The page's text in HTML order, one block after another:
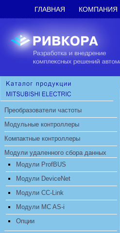
ГЛАВНАЯ КОМПАНИЯ
Преобразователи частоты
Модульные контроллеры
Компактные контроллеры
Модули удаленного сбора данных
Модули ProfBUS
Модули DeviceNet
Модули CC-Link
Модули MC AS-i
Опции